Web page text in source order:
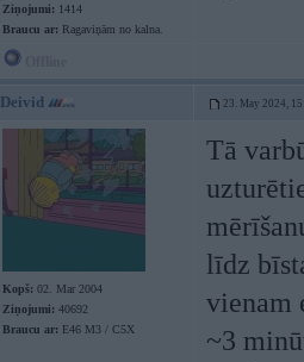
Ziņojumi: 1414
Braucu ar: Ragaviņām no kalna.
Deivid 23. May 2024,
Kopš: 02. Mar 2004
Ziņojumi: 40692
Braucu ar: E46 M3 / C5X
Tā
līdz
vienam
~3